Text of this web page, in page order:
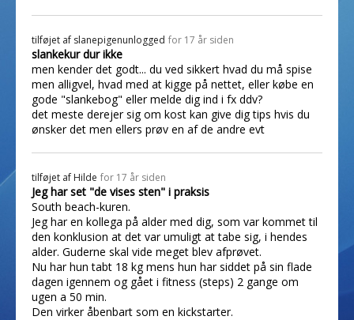
tilføjet af slanepigenunlogged for 17 år siden
slankekur dur ikke
men kender det godt... du ved sikkert hvad du må spise
men alligvel, hvad med at kigge på nettet, eller købe en
gode "slankebog" eller melde dig ind i fx ddv?
det meste derejer sig om kost kan give dig tips hvis du
ønsker det men ellers prøv en af de andre evt
tilføjet af Hilde for 17 år siden
Jeg har set "de vises sten" i praksis
South beach-kuren.
Jeg har en kollega på alder med dig, som var kommet til
den konklusion at det var umuligt at tabe sig, i hendes
alder. Guderne skal vide meget blev afprøvet.
Nu har hun tabt 18 kg mens hun har siddet på sin flade
dagen igennem og gået i fitness (steps) 2 gange om
ugen a 50 min.
Den virker åbenbart som en kickstarter.